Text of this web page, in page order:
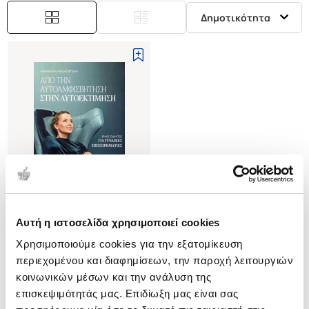
Αυτή η ιστοσελίδα χρησιμοποιεί cookies
Χρησιμοποιούμε cookies για την εξατομίκευση
περιεχομένου και διαφημίσεων, την παροχή λειτουργιών
κοινωνικών μέσων και την ανάλυση της
επισκεψιμότητάς μας. Επιδίωξη μας είναι σας
Δημοτικότητα
(0)
Από την αυτοαμφισβήτηση στην
αυτοεκτίμηση
ΝΙΚΟΛΟΒΓΕΝΗ
ΜΑΡΙΑΛΕΝΑ